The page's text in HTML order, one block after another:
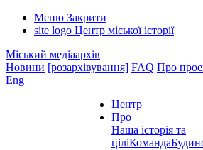
Меню Закрити
site logo Центр міської історії
Міський медіаархів
Новини [розархівування] FAQ Про
Eng
Центр
Про
Наша історія та
ціліКоманда